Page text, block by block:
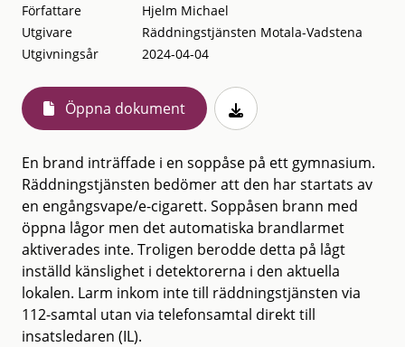
Författare
Hjelm Michael
Utgivare
Räddningstjänsten Motala-Vadstena
Utgivningsår
2024-04-04
Öppna dokument
En brand inträffade i en soppåse på ett gymnasium.
Räddningstjänsten bedömer att den har startats av
en engångsvape/e-cigarett. Soppåsen brann med
öppna lågor men det automatiska brandlarmet
aktiverades inte. Troligen berodde detta på lågt
inställd känslighet i detektorerna i den aktuella
lokalen. Larm inkom inte till räddningstjänsten via
112-samtal utan via telefonsamtal direkt till
insatsledaren (IL).